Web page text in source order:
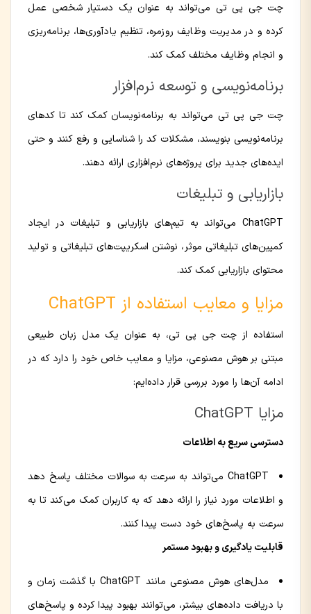
چت جی پی تی می‌تواند به عنوان یک دستیار شخصی عمل
کرده و در مدیریت وظایف روزمره، تنظیم یادآوری‌ها، برنامه‌ریزی
و انجام وظایف مختلف کمک کند.
برنامه‌نویسی و توسعه نرم‌افزار
چت جی پی تی می‌تواند به برنامه‌نویسان کمک کند تا کدهای
برنامه‌نویسی بنویسند، مشکلات کد را شناسایی و رفع کنند و حتی
ایده‌های جدید برای پروژه‌های نرم‌افزاری ارائه دهند.
بازاریابی و تبلیغات
ChatGPT می‌تواند به تیم‌های بازاریابی و تبلیغات در ایجاد
کمپین‌های تبلیغاتی موثر، نوشتن اسکریپت‌های تبلیغاتی و تولید
محتوای بازاریابی کمک کند.
مزایا و معایب استفاده از ChatGPT
استفاده از چت جی پی تی، به عنوان یک مدل زبان طبیعی
مبتنی بر هوش مصنوعی، مزایا و معایب خاص خود را دارد که در
ادامه آن‌ها را مورد بررسی قرار داده‌ایم:
مزایا ChatGPT
دسترسی سریع به اطلاعات
ChatGPT می‌تواند به سرعت به سوالات مختلف پاسخ دهد
و اطلاعات مورد نیاز را ارائه دهد که به کاربران کمک می‌کند تا به
سرعت به پاسخ‌های خود دست پیدا کنند.
قابلیت یادگیری و بهبود مستمر
مدل‌های هوش مصنوعی مانند ChatGPT با گذشت زمان و
با دریافت داده‌های بیشتر، می‌توانند بهبود پیدا کرده و پاسخ‌های